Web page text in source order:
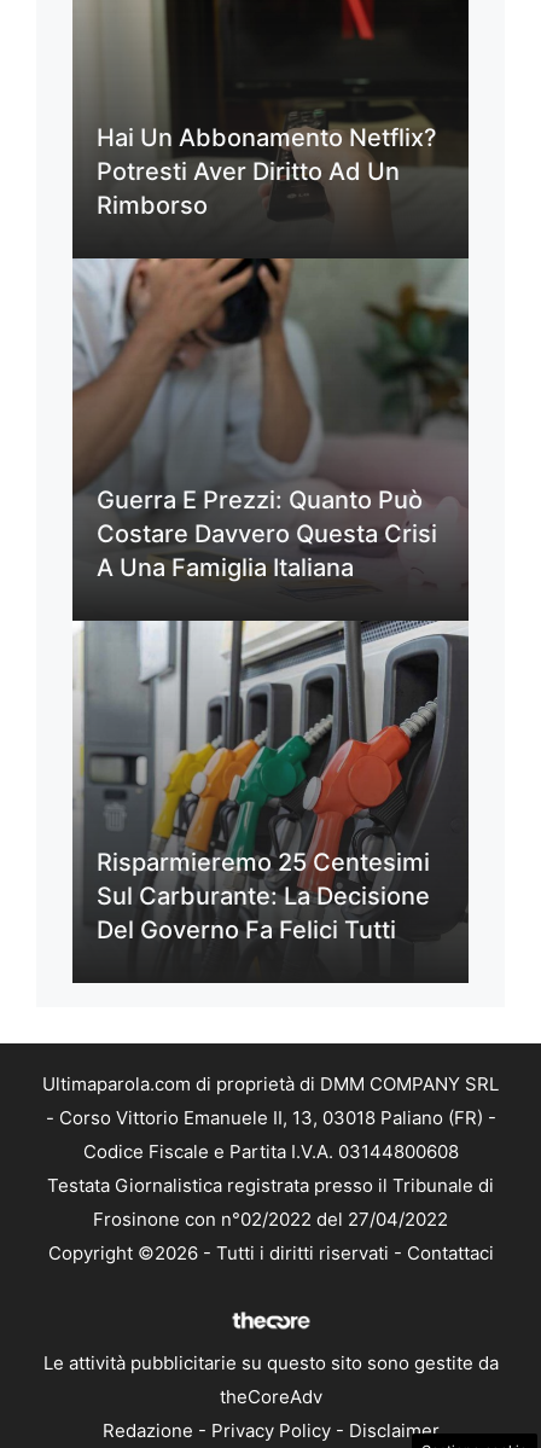
Hai Un Abbonamento Netflix?
Potresti Aver Diritto Ad Un
Rimborso
Guerra E Prezzi: Quanto Può
Costare Davvero Questa Crisi
A Una Famiglia Italiana
Risparmieremo 25 Centesimi
Sul Carburante: La Decisione
Del Governo Fa Felici Tutti
Ultimaparola.com di proprietà di DMM COMPANY SRL
- Corso Vittorio Emanuele II, 13, 03018 Paliano (FR) -
Codice Fiscale e Partita I.V.A. 03144800608
Testata Giornalistica registrata presso il Tribunale di
Frosinone con n°02/2022 del 27/04/2022
Copyright ©2026 - Tutti i diritti riservati - Contattaci
Le attività pubblicitarie su questo sito sono gestite da
theCoreAdv
Redazione - Privacy Policy- Disclaimer